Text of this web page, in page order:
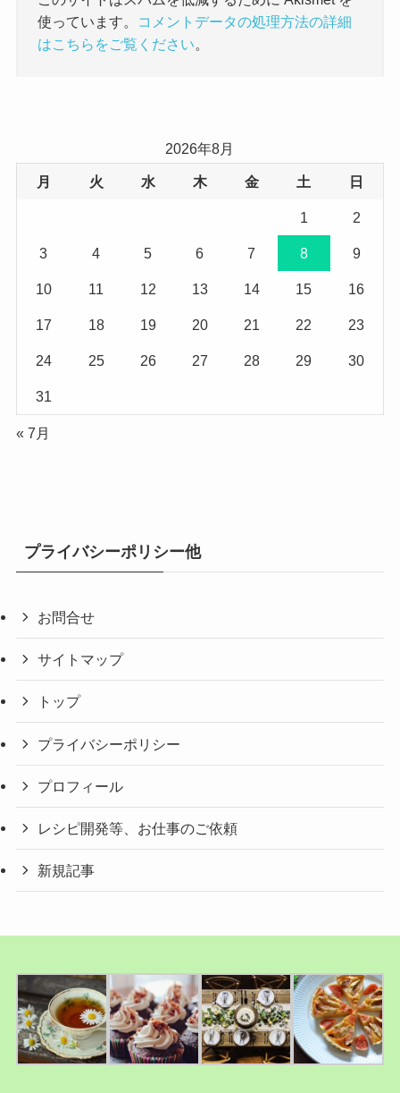
使っています。
コメントデータの処理方法の詳細
はこちらをご覧ください
2026年8月
月 火 水 木 金 土 日
1 2
3 4 5 6 7 8 9
10 11 12 13 14 15 16
17 18 19 20 21 22 23
24 25 26 27 28 29 30
31
« 7月
プライバシーポリシー他
お問合せ
サイトマップ
トップ
プライバシーポリシー
プロフィール
レシピ開発等、お仕事のご依頼
新規記事